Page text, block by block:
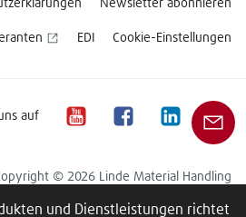
Newsletter abonnieren
EDI Cookie-Einstellungen
auf
© 2026 Linde Material Handling
und Dienstleistungen richtet